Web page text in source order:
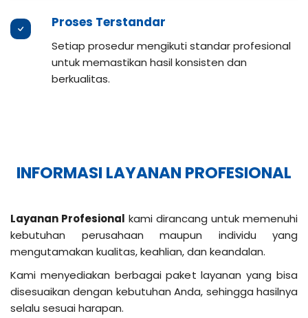
Proses Terstandar
Setiap prosedur mengikuti standar profesional
untuk memastikan hasil konsisten dan
berkualitas.
INFORMASI LAYANAN PROFESIONAL
Layanan Profesional kami dirancang untuk memenuhi
kebutuhan perusahaan maupun individu yang
mengutamakan kualitas, keahlian, dan keandalan.
Kami menyediakan berbagai paket layanan yang bisa
disesuaikan dengan kebutuhan Anda, sehingga hasilnya
selalu sesuai harapan.